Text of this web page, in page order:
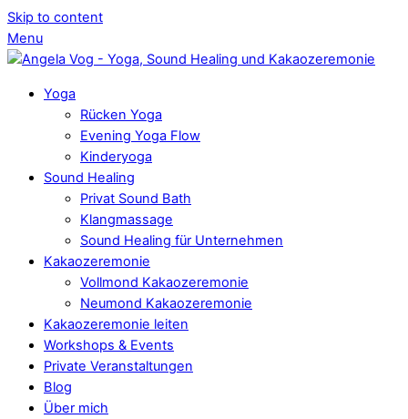
Skip to content
Menu
Yoga
Rücken Yoga
Evening Yoga Flow
Kinderyoga
Sound Healing
Privat Sound Bath
Klangmassage
Sound Healing für Unternehmen
Kakaozeremonie
Vollmond Kakaozeremonie
Neumond Kakaozeremonie
Kakaozeremonie leiten
Workshops & Events
Private Veranstaltungen
Blog
Über mich